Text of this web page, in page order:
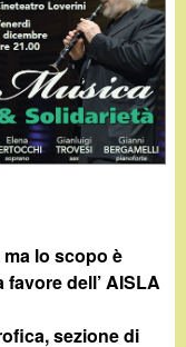
lo scopo è
dell’ AISLA
sezione di